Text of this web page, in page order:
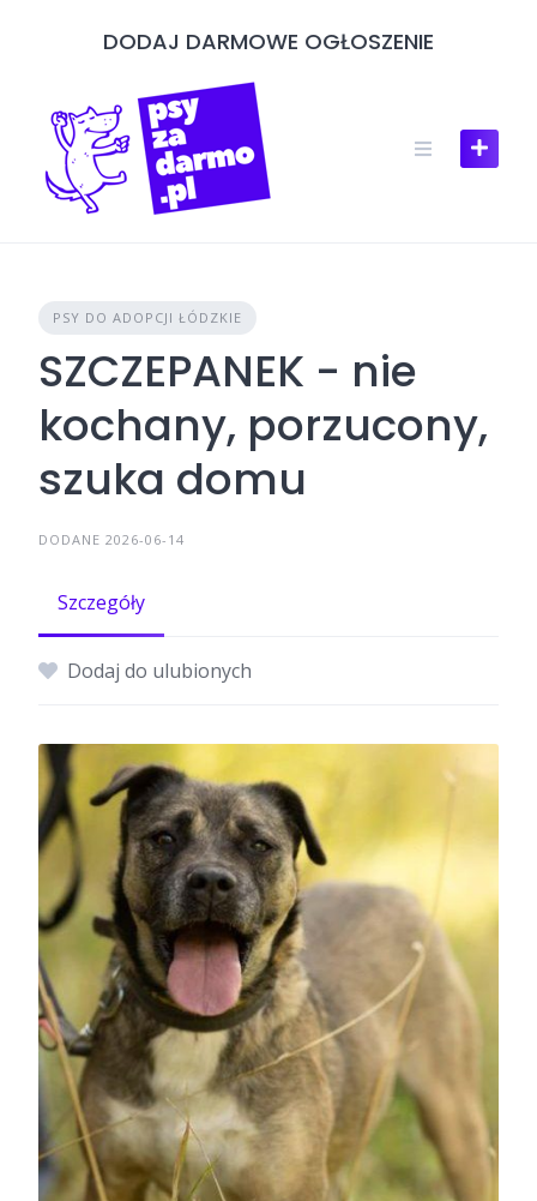
DODAJ DARMOWE OGŁOSZENIE
PSY DO ADOPCJI ŁÓDZKIE
SZCZEPANEK - nie
kochany, porzucony,
szuka domu
DODANE 2026-06-14
Szczegóły
Dodaj do ulubionych